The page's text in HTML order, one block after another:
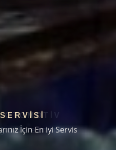
İçin En iyi Servis